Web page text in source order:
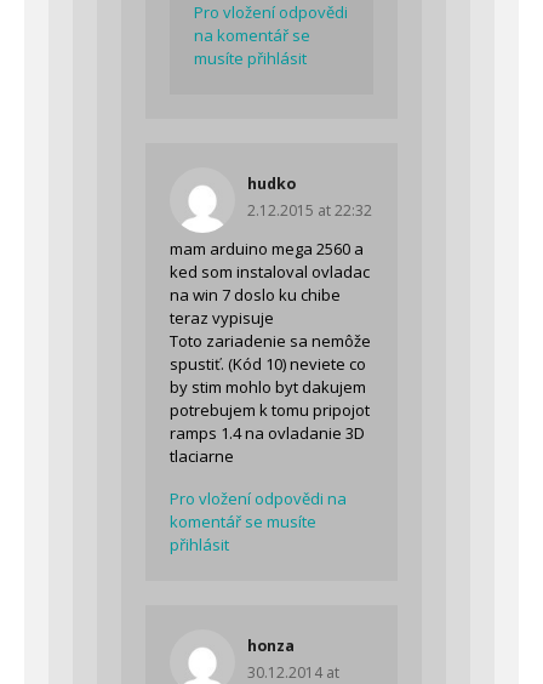
Pro vložení odpovědi
na komentář se
musíte přihlásit
hudko
2.12.2015 at 22:32
mam arduino mega 2560 a
ked som instaloval ovladac
na win 7 doslo ku chibe
teraz vypisuje
Toto zariadenie sa nemôže
spustiť. (Kód 10) neviete co
by stim mohlo byt dakujem
potrebujem k tomu pripojot
ramps 1.4 na ovladanie 3D
tlaciarne
Pro vložení odpovědi na
komentář se musíte
přihlásit
honza
30.12.2014 at